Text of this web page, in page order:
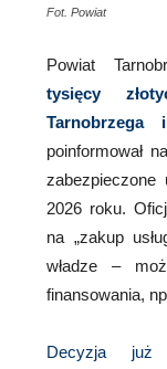
Fot. Powiat
Powiat
tysięcy
Tarnobrzega
poinformował
zabezpieczone
2026 roku.
na „zakup
władze –
finansowania,
Decyzja już